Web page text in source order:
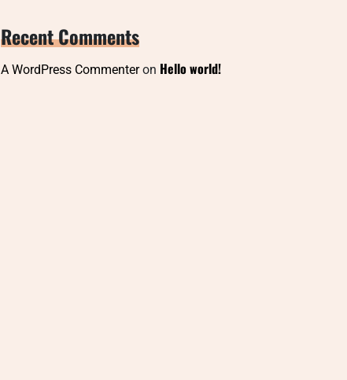
Recent Comments
A WordPress Commenteron Hello world!